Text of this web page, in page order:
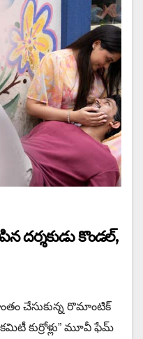
దర్శకుడు కొండల్,
చేసుకున్న రొమాంటిక్
కుర్రోళ్లు” మూవీ ఫేమ్